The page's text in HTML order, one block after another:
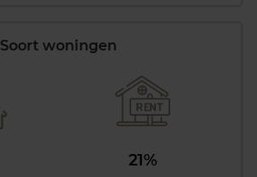
Soort woningen
21%